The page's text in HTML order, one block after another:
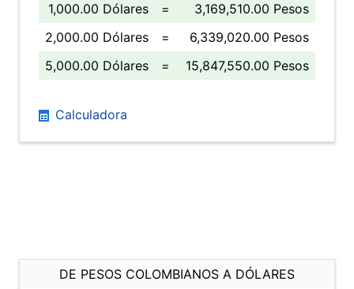
1,000.00 Dólares
=
3,169,510.00 Pesos
2,000.00 Dólares
=
6,339,020.00 Pesos
5,000.00 Dólares
= 15,847,550.00 Pesos
Calculadora
DE PESOS COLOMBIANOS A DÓLARES